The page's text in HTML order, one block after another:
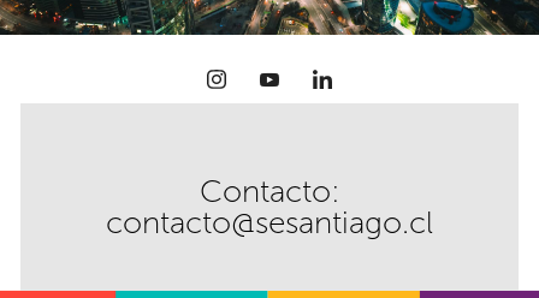
Contacto:
contacto@sesantiago.cl